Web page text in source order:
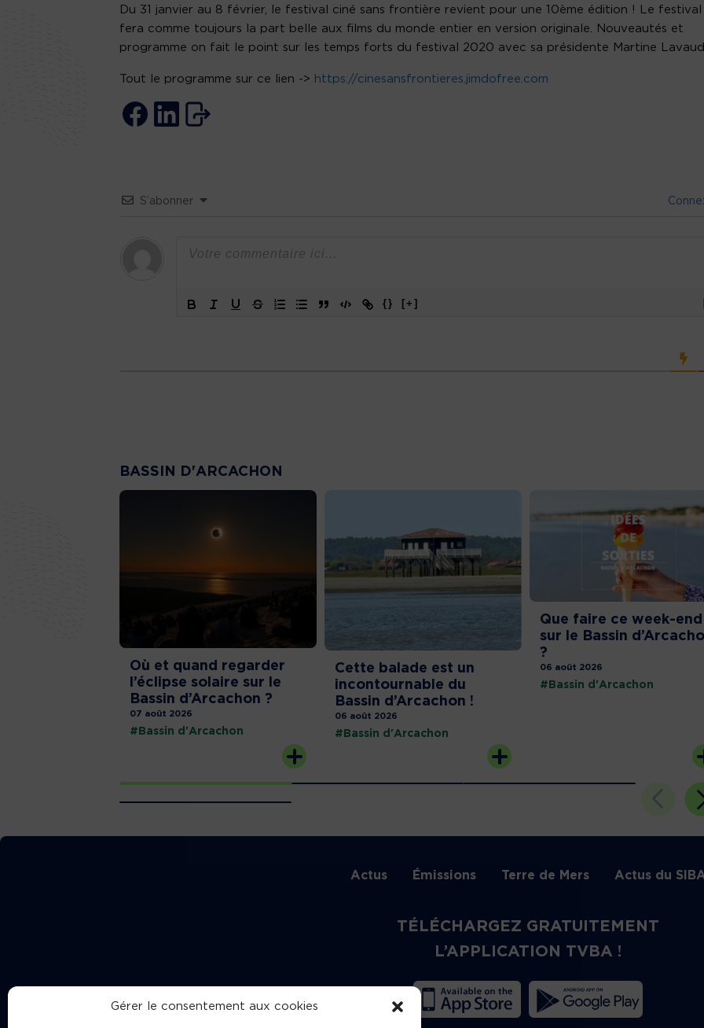
Gérer le consentement aux cookies
Du 31 janvier au 8 février, le festival ciné sans frontière revient pour une 10ème édition ! Le festival
fera comme toujours la part belle aux films du monde entier en version originale. Nouveautés et
programme on fait le point sur les temps forts du festival 2020 avec sa présidente Martine
Tout le programme sur ce lien -> https://cinesansfrontieres.jimdofree.com
S’abonner
{} [+]
BASSIN D'ARCACHON
Où et quand regarder
l’éclipse solaire sur le
Bassin d’Arcachon ?
07 août 2026
#Bassin d'Arcachon
Cette balade est un
incontournable du
Bassin d’Arcachon !
06 août 2026
#Bassin d'Arcachon
Que faire ce week-end
sur le Bassin
?
06 août 2026
#Bassin d'Arcachon
Actus Émissions Terre de Mers Actus du
TÉLÉCHARGEZ GRATUITEMENT
L’APPLICATION TVBA !